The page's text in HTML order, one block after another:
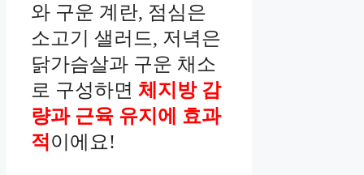
와 구운 계란, 점심은
소고기 샐러드, 저녁은
닭가슴살과 구운 채소
로 구성하면 체지방 감
량과 근육 유지에 효과
적 이에요!